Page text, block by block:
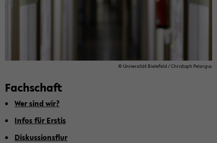
© Uni­ver­si­tät Bie­le­feld / Chris­toph Pe­l­ar­gus
Fach­schaft
Wer sind wir?
Infos für Erstis
Dis­kus­si­ons­flur